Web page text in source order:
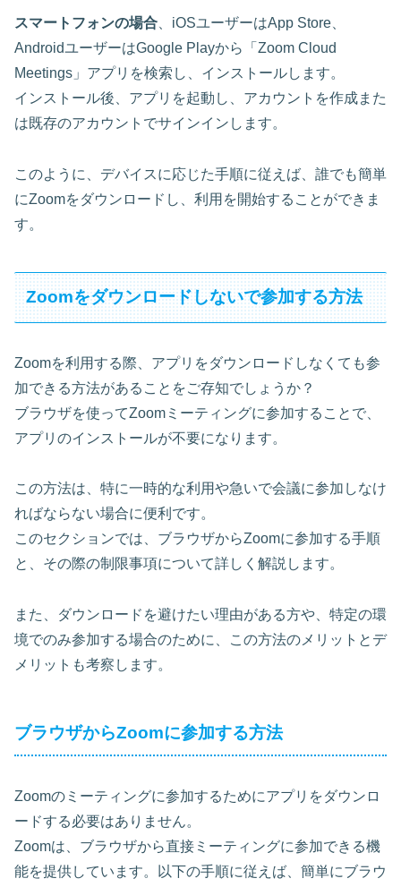
スマートフォンの場合、iOSユーザーはApp Store、
AndroidユーザーはGoogle Playから「Zoom Cloud
Meetings」アプリを検索し、インストールします。
インストール後、アプリを起動し、アカウントを作成また
は既存のアカウントでサインインします。
このように、デバイスに応じた手順に従えば、誰でも簡単
にZoomをダウンロードし、利用を開始することができま
す。
Zoomをダウンロードしないで参加する方法
Zoomを利用する際、アプリをダウンロードしなくても参
加できる方法があることをご存知でしょうか？
ブラウザを使ってZoomミーティングに参加することで、
アプリのインストールが不要になります。
この方法は、特に一時的な利用や急いで会議に参加しなけ
ればならない場合に便利です。
このセクションでは、ブラウザからZoomに参加する手順
と、その際の制限事項について詳しく解説します。
また、ダウンロードを避けたい理由がある方や、特定の環
境でのみ参加する場合のために、この方法のメリットとデ
メリットも考察します。
ブラウザからZoomに参加する方法
Zoomのミーティングに参加するためにアプリをダウンロ
ードする必要はありません。
Zoomは、 ブラウザから直接ミーティングに参加できる機
能を提供しています。以下の手順に従えば、簡単にブラウ